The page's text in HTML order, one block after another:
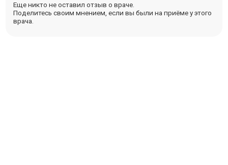
Еще никто не оставил отзыв о враче.
Поделитесь своим мнением, если вы были на приёме у этого
врача.